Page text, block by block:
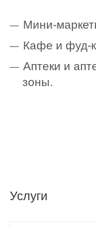
Мини-
Кафе и фуд-
Аптеки и
зоны.
Услуги